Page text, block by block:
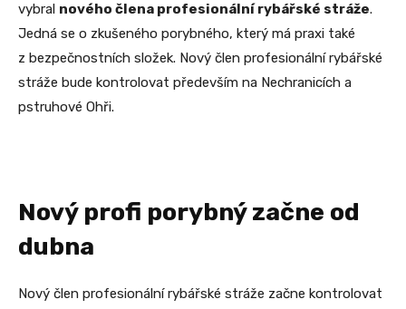
vybral nového člena profesionální rybářské stráže.
Jedná se o zkušeného porybného, který má praxi také
z bezpečnostních složek. Nový člen profesionální rybářské
stráže bude kontrolovat především na Nechranicích a
pstruhové Ohři.
Nový profi porybný začne od
dubna
Nový člen profesionální rybářské stráže začne kontrolovat